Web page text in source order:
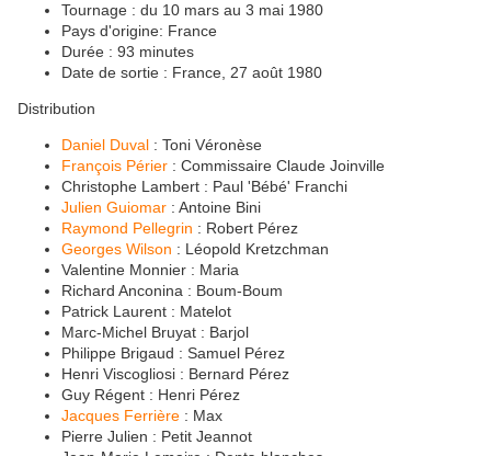
Tournage : du 10 mars au 3 mai 1980
Pays d'origine: France
Durée : 93 minutes
Date de sortie : France, 27 août 1980
Distribution
Daniel Duval : Toni Véronèse
François Périer : Commissaire Claude Joinville
Christophe Lambert : Paul 'Bébé' Franchi
Julien Guiomar : Antoine Bini
Raymond Pellegrin : Robert Pérez
Georges Wilson : Léopold Kretzchman
Valentine Monnier : Maria
Richard Anconina : Boum-Boum
Patrick Laurent : Matelot
Marc-Michel Bruyat : Barjol
Philippe Brigaud : Samuel Pérez
Henri Viscogliosi : Bernard Pérez
Guy Régent : Henri Pérez
Jacques Ferrière : Max
Pierre Julien : Petit Jeannot